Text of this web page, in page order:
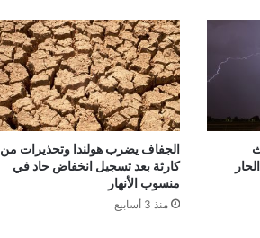
الجفاف يضرب هولندا وتحذيرات من
كارثة بعد تسجيل انخفاض حاد في
منسوب الأنهار
منذ 3 أسابيع